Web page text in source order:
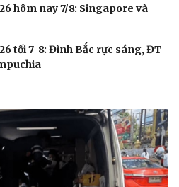
hôm nay 7/8: Singapore và
tối 7-8: Đình Bắc rực sáng, ĐT